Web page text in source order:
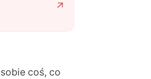
coś, co